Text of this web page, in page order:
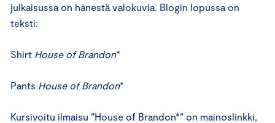
julkaisussa on hänestä valokuvia. Blogin lopussa on
teksti:
Shirt House of Brandon*
Pants House of Brandon*
Kursivoitu ilmaisu ”House of Brandon*” on mainoslinkki,